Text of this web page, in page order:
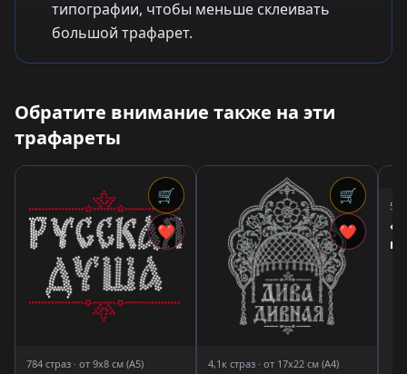
типографии, чтобы меньше склеивать
большой трафарет.
Обратите внимание также на эти
трафареты
🛒
❤
784 страз · от 9x8 см (A5)
🛒
❤
4,1к страз · от 17x22 см (A4)